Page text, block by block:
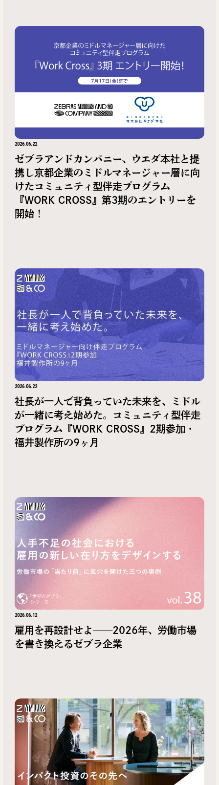
2026.06.22
ゼブラアンドカンパニー、ウエダ本社と提
携し京都企業のミドルマネージャー層に向
けたコミュニティ型伴走プログラム
『WORK CROSS』第3期のエントリーを
開始！
2026.06.22
社長が一人で背負っていた未来を、ミドル
が一緒に考え始めた。コミュニティ型伴走
プログラム『WORK CROSS』2期参加・
福井製作所の9ヶ月
2026.06.12
雇用を再設計せよ──2026年、労働市場
を書き換えるゼブラ企業